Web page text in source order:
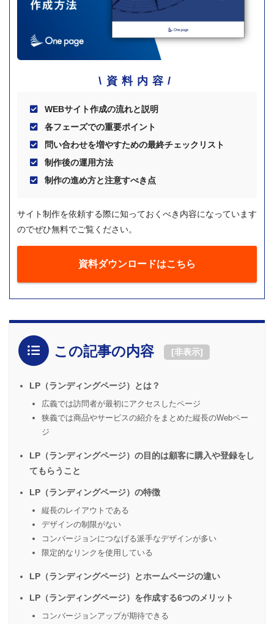
資料内容
WEBサイト作成の流れと説明
各フェーズでの重要ポイント
問い合わせを増やすための最終チェックリスト
制作後の運用方法
制作の進め方と注意すべき点
サイト制作を依頼する際に知っておくべき内容になっています
のでぜひ無料でご覧ください。
資料ダウンロードはこちら
この記事の内容 [非表示]
LP（ランディングページ）とは？
広義では訪問者が最初にアクセスしたページ
狭義では商品やサービスの紹介をまとめた縦長のWebペー
ジ
LP（ランディングページ）の目的は顧客に購入や登録をし
てもらうこと
LP（ランディングページ）の特徴
縦長のレイアウトである
デザインの制限がない
コンバージョンにつなげる派手なデザインが多い
限定的なリンクを使用している
LP（ランディングページ）とホームページの違い
LP（ランディングページ）を作成する6つのメリット
コンバージョンアップが期待できる